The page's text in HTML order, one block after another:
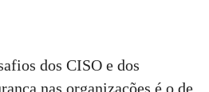
dos CISO e dos
nas organizações é o de